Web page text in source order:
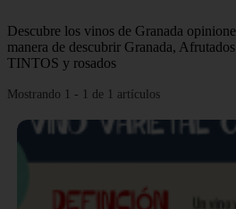
Descubre los vinos de Granada
manera de descubrir Granada,
TINTOS y rosados
Mostrando 1 - 1 de 1 artículos